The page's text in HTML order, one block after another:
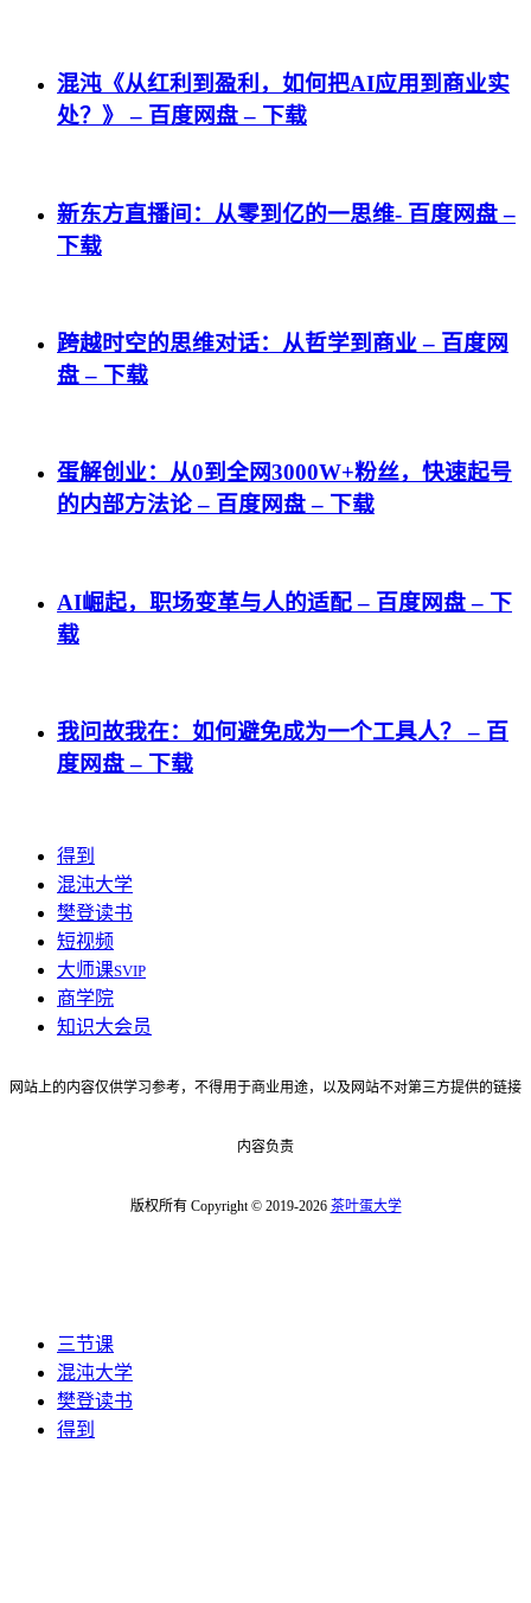
混沌《从红利到盈利，如何把AI应用到商业实
处？》 – 百度网盘 – 下载
新东方直播间：从零到亿的一思维- 百度网盘 –
下载
跨越时空的思维对话：从哲学到商业 – 百度网
盘 – 下载
蛋解创业：从0到全网3000W+粉丝，快速起号
的内部方法论 – 百度网盘 – 下载
AI崛起，职场变革与人的适配 – 百度网盘 – 下
载
我问故我在：如何避免成为一个工具人？ – 百
度网盘 – 下载
得到
混沌大学
樊登读书
短视频
大师课SVIP
商学院
知识大会员
网站上的内容仅供学习参考，不得用于商业用途，以及网站不对第三方提供的链接
内容负责
版权所有 Copyright © 2019-2026 茶叶蛋大学
三节课
混沌大学
樊登读书
得到